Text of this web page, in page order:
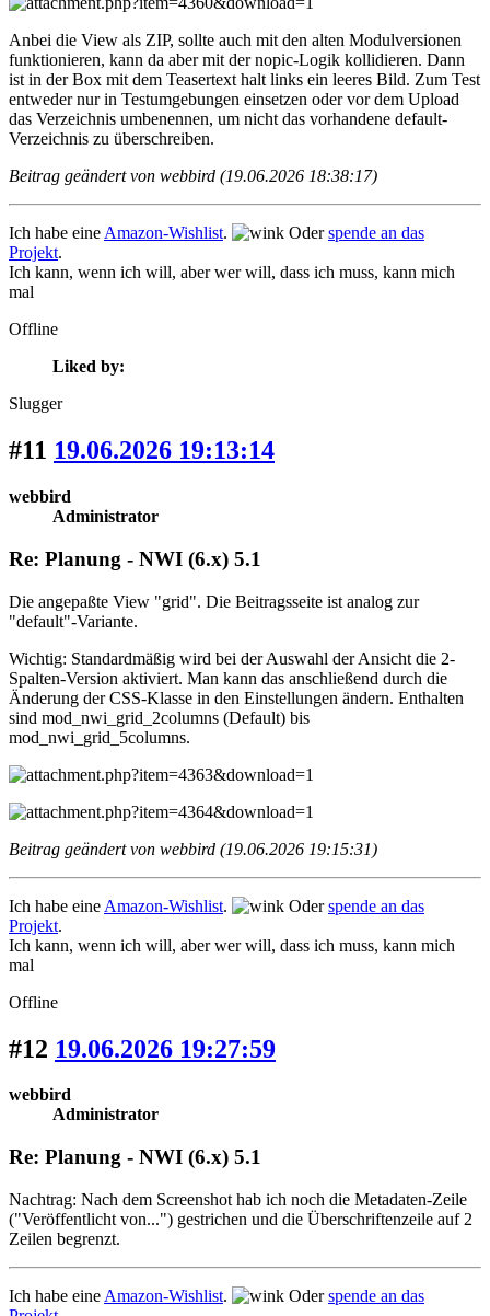
Anbei die View als ZIP, sollte auch mit den alten Modulversionen
funktionieren, kann da aber mit der nopic-Logik kollidieren. Dann
ist in der Box mit dem Teasertext halt links ein leeres Bild. Zum Test
entweder nur in Testumgebungen einsetzen oder vor dem Upload
das Verzeichnis umbenennen, um nicht das vorhandene default-
Verzeichnis zu überschreiben.
Beitrag geändert von webbird (19.06.2026 18:38:17)
Ich habe eine Amazon-Wishlist. Oderspende an das
Projekt.
Ich kann, wenn ich will, aber wer will, dass ich muss, kann mich
mal
Offline
Liked by:
Slugger
#11 19.06.2026 19:13:14
webbird
Administrator
Re: Planung - NWI (6.x) 5.1
Die angepaßte View "grid". Die Beitragsseite ist analog zur
"default"-Variante.
Wichtig: Standardmäßig wird bei der Auswahl der Ansicht die 2-
Spalten-Version aktiviert. Man kann das anschließend durch die
Änderung der CSS-Klasse in den Einstellungen ändern. Enthalten
sind mod_nwi_grid_2columns (Default) bis
mod_nwi_grid_5columns.
Beitrag geändert von webbird (19.06.2026 19:15:31)
Ich habe eine Amazon-Wishlist. Oderspende an das
Projekt.
Ich kann, wenn ich will, aber wer will, dass ich muss, kann mich
mal
Offline
#12 19.06.2026 19:27:59
webbird
Administrator
Re: Planung - NWI (6.x) 5.1
Nachtrag: Nach dem Screenshot hab ich noch die Metadaten-Zeile
("Veröffentlicht von...") gestrichen und die Überschriftenzeile auf 2
Zeilen begrenzt.
Ich habe eine Amazon-Wishlist. Oderspende an das